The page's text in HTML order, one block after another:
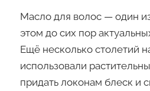
Масло для волос — один
этом до сих пор
Ещё несколько столетий
использовали
придать локонам блеск и